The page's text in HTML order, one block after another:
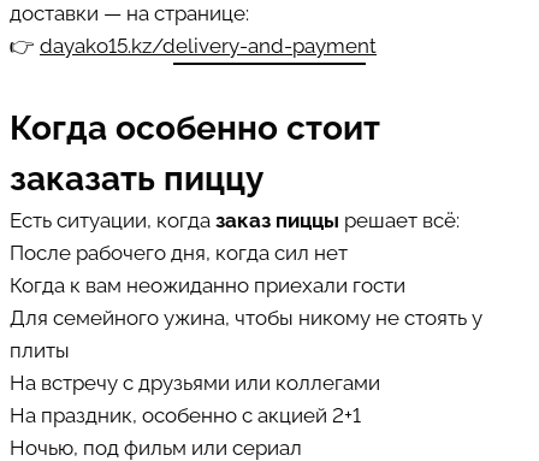
доставки — на странице:
👉 dayako15.kz/delivery-and-payment
Когда особенно стоит
заказать пиццу
Есть ситуации, когда заказ пиццы решает всё:
После рабочего дня, когда сил нет
Когда к вам неожиданно приехали гости
Для семейного ужина, чтобы никому не стоять у
плиты
На встречу с друзьями или коллегами
На праздник, особенно с акцией 2+1
Ночью, под фильм или сериал